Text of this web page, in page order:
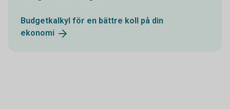
Budgetkalkyl för en bättre koll på din
ekonomi